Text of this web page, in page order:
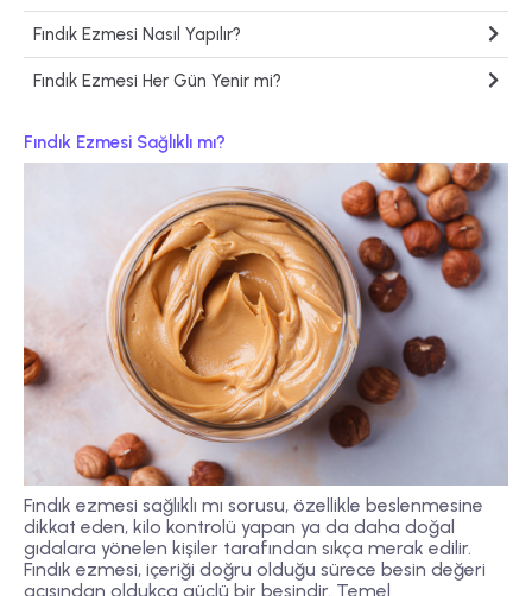
Fındık Ezmesi Nasıl Yapılır?
Fındık Ezmesi Her Gün Yenir mi?
Fındık Ezmesi Sağlıklı mı?
Fındık ezmesi sağlıklı mı sorusu, özellikle beslenmesine
dikkat eden, kilo kontrolü yapan ya da daha doğal
gıdalara yönelen kişiler tarafından sıkça merak edilir.
Fındık ezmesi, içeriği doğru olduğu sürece besin değeri
açısından oldukça güçlü bir besindir. Temel